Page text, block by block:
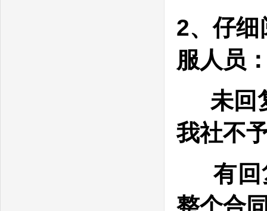
2、仔细
服人员
未回
我社不
有回
整个合